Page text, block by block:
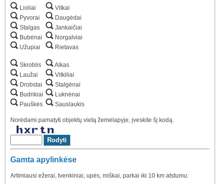
Lioliai
Pyvorai
Stalgas
Bubėnai
Užupiai
Skroblis
Laužai
Drobstai
Budrikiai
Pauškės
Vitkai
Daugėdai
Jankaičiai
Norgalviai
Rietavas
Alkas
Vitkiliai
Stalgėnai
Luknėnai
Sauslaukis
Norėdami pamatyti objektų vietą žemėlapyje, įveskite šį kodą.
Gamta apylinkėse
Artimiausi ežerai, tvenkiniai, upės, miškai, parkai iki 10 km atstumu: